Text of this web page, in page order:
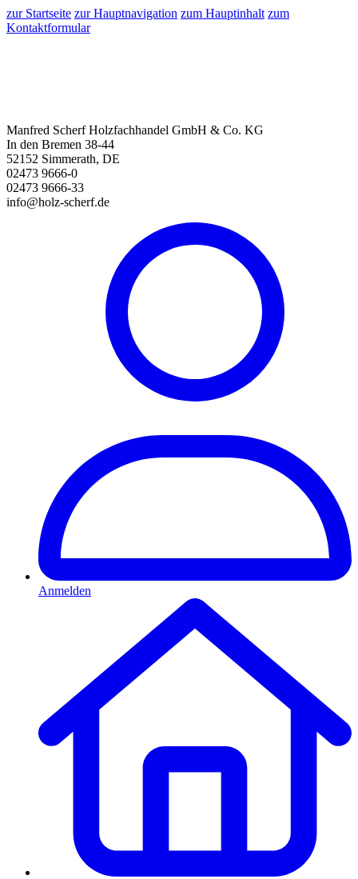
zur Startseite zur Hauptnavigation zum Hauptinhalt zum
Kontaktformular
Manfred Scherf Holzfachhandel GmbH & Co. KG
In den Bremen 38-44
52152 Simmerath, DE
02473 9666-0
02473 9666-33
info@holz-scherf.de
Anmelden